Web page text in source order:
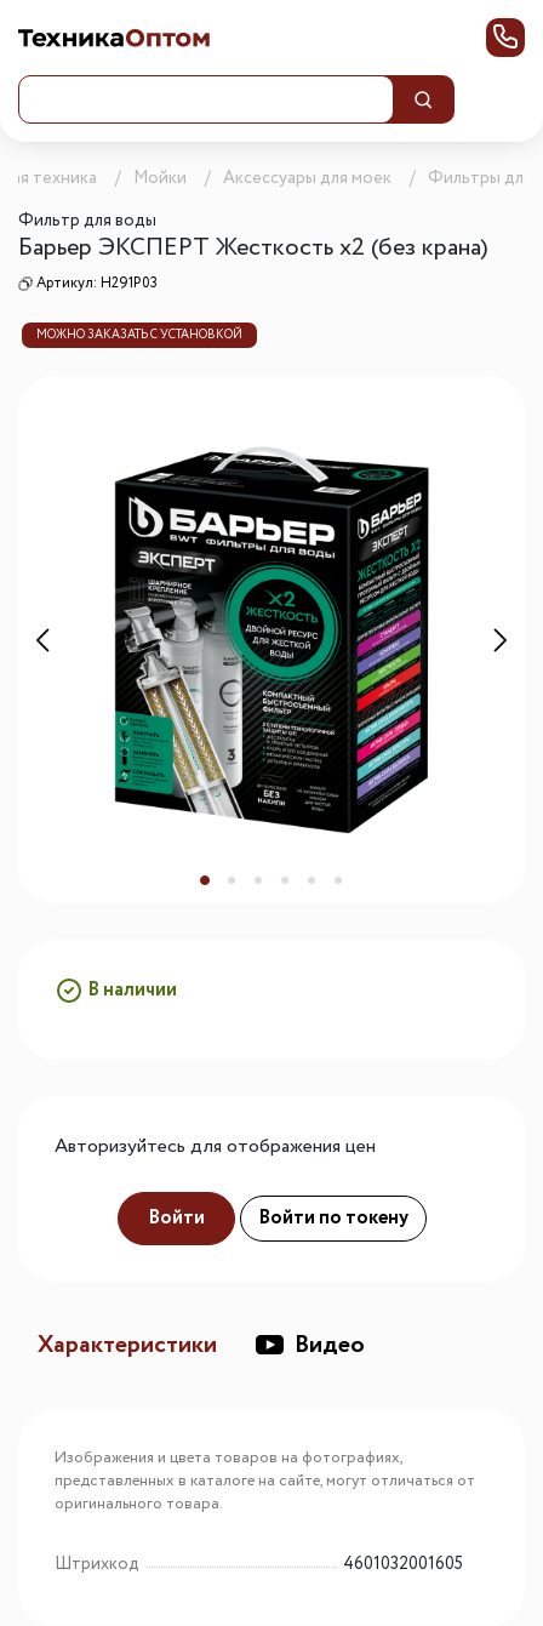
техника Мойки Аксессуары для моек
Фильтры для
Фильтр для воды
Барьер ЭКСПЕРТ Жесткость х2 (без крана)
Артикул: Н291Р03
МОЖНО ЗАКАЗАТЬ С УСТАНОВКОЙ
В наличии
Авторизуйтесь для отображения цен
Войти Войти по токену
Характеристики Видео
Изображения и цвета товаров на фотографиях,
представленных в каталоге на сайте, могут отличаться от
оригинального товара.
Штрихкод 4601032001605